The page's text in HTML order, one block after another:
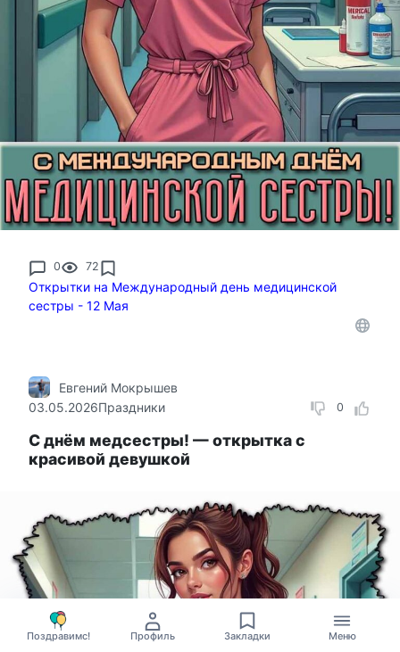
0 72
Открытки на Международный день медицинской
сестры - 12 Мая
0
Евгений Мокрышев
03.05.2026Праздники
С днём медсестры! — открытка с
красивой девушкой
Поздравимс! Профиль Закладки Меню